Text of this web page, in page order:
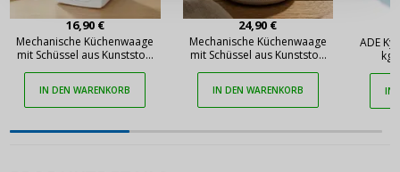
16,90 €
Mechanische Küchenwaage
mit Schüssel aus Kunststoff
IN DEN WARENKORB
24,90 €
Mechanische Küchenwaage
mit Schüssel aus Kunststoff
IN DEN WARENKORB
ADE
kg,
IN
Passwort erinnern